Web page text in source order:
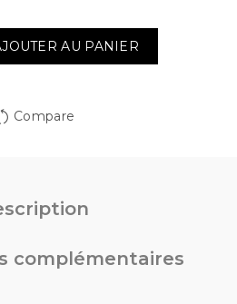
AU PANIER
Compare
complémentaires